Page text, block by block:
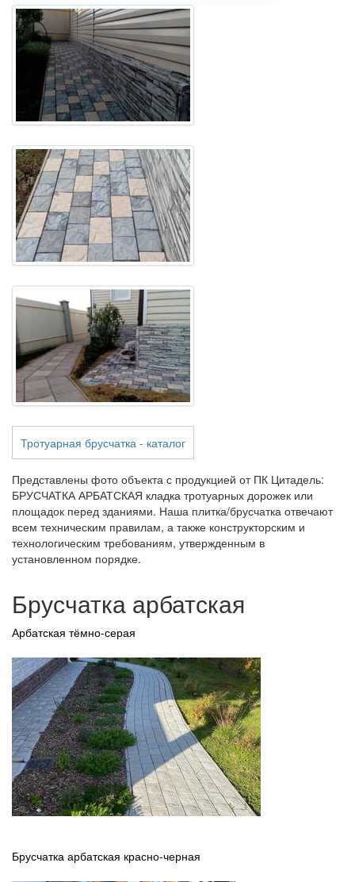
Тротуарная брусчатка - каталог
Представлены фото объекта с продукцией от ПК Цитадель:
БРУСЧАТКА АРБАТСКАЯ кладка тротуарных дорожек или
площадок перед зданиями. Наша плитка/брусчатка отвечают
всем техническим правилам, а также конструкторским и
технологическим требованиям, утвержденным в
установленном порядке.
Брусчатка арбатская
Арбатская тёмно-серая
Брусчатка арбатская красно-черная